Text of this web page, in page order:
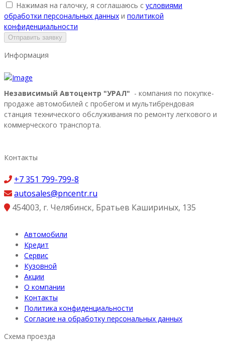
Нажимая на галочку, я соглашаюсь с условиями
обработки персональных данных и политикой
конфиденциальности
Отправить заявку
Информация
Независимый Автоцентр "УРАЛ" - компания по покупке-
продаже автомобилей с пробегом и мультибрендовая
станция технического обслуживания по ремонту легкового и
коммерческого транспорта.
Контакты
+7 351 799-799-8
autosales@pncentr.ru
454003, г. Челябинск, Братьев Кашириных, 135
Автомобили
Кредит
Сервис
Кузовной
Акции
О компании
Контакты
Политика конфиденциальности
Согласие на обработку персональных данных
Схема проезда